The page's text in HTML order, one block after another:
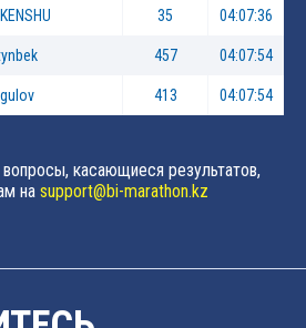
35 04:07:36
457 04:07:54
413 04:07:54
вопросы, касающиеся результатов,
на support@bi-marathon.kz